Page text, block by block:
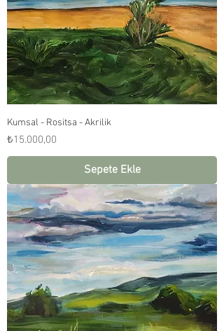
Kumsal - Rositsa - Akrilik
Fiyat
₺15.000,00
Sepete Ekle